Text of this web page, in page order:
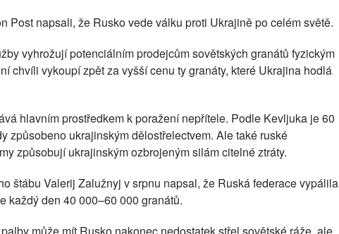
Post napsali, že Rusko vede válku proti Ukrajině po celém světě.
vyhrožují potenciálním prodejcům sovětských granátů fyzickým
chvíli vykoupí zpět za vyšší cenu ty granáty, které Ukrajina hodlá
hlavním prostředkem k poražení nepřítele. Podle Kevljuka je 60
způsobeno ukrajinským dělostřelectvem. Ale také ruské
způsobují ukrajinským ozbrojeným silám citelné ztráty.
štábu Valerij Zalužnyj v srpnu napsal, že Ruská federace vypálila
každý den 40 000–60 000 granátů.